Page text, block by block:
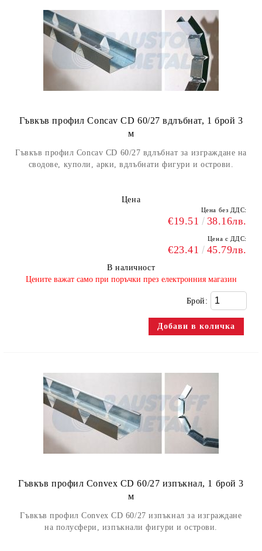
Гъвкъв профил Concav CD 60/27 вдлъбнат, 1 брой 3
м
Гъвкъв профил Concav CD 60/27 вдлъбнат за изграждане на
сводове, куполи, арки, вдлъбнати фигури и острови.
Цена
Цена без ДДС:
€19.51 38.16лв.
Цена с ДДС:
€23.41 45.79лв.
В наличност
​Цените важат само при поръчки през електронния магазин
Брой:
Гъвкъв профил Convex CD 60/27 изпъкнал, 1 брой 3
м
Гъвкъв профил Convex CD 60/27 изпъкнал за изграждане
на полусфери, изпъкнали фигури и острови.